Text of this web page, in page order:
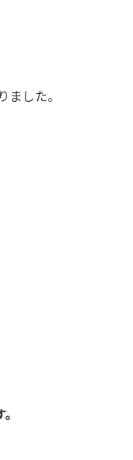
ました。